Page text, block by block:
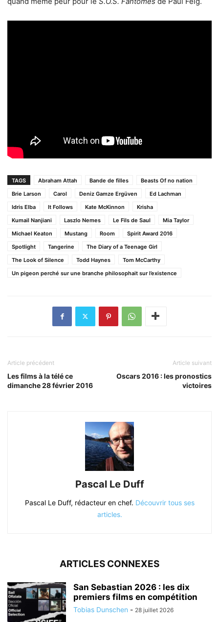
TAGS Abraham Attah Bande de filles
Beasts Of no nation
Brie Larson
Carol Deniz Gamze Ergüven
Ed Lachman
Idris Elba
It Follows Kate McKinnon
Krisha
Kumail Nanjiani
Laszlo Nemes Le Fils de Saul
Mia Taylor
Michael Keaton
Mustang Room
Spirit Award 2016
Spotlight
Tangerine
The Diary of a Teenage Girl
The Look of Silence
Todd Haynes
Tom McCarthy
Un pigeon perché sur une branche philosophait sur l’existence
Article précédent
Les films à la télé ce
dimanche 28 février 2016
Article suivant
Oscars 2016 : les pronostics
victoires
Pascal Le Duff
Pascal Le Duff, rédacteur en chef. Découvrir tous ses
articles.
ARTICLES CONNEXES
San Sebastian 2026 : les dix
premiers films en compétition
Tobias Dunschen - 28 juillet 2026